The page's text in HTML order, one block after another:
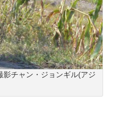
影チャン・ジョンギル(アジ